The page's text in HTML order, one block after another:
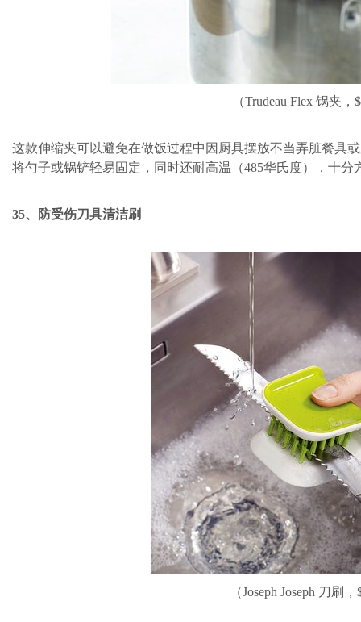
（Trudeau Flex 锅夹，
这款伸缩夹可以避免在做饭过程中因厨具摆放不当弄脏餐具
将勺子或锅铲轻易固定，同时还耐高温（485华氏度），十分
35、防受伤刀具清洁刷
（Joseph Joseph 刀刷